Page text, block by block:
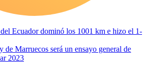
Ecuador dominó los 1001 km e hizo el 1-
de Marruecos será un ensayo general de
2023